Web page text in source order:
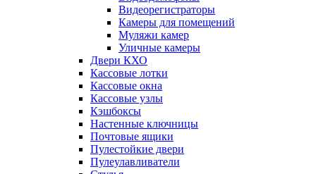
Видеорегистраторы
Камеры для помещений
Муляжи камер
Уличные камеры
Двери КХО
Кассовые лотки
Кассовые окна
Кассовые узлы
Кэшбоксы
Настенные ключницы
Почтовые ящики
Пулестойкие двери
Пулеулавливатели